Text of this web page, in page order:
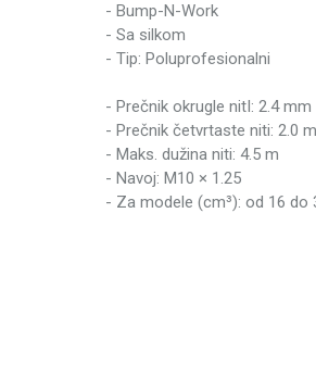
Karakteristika
Kategorija
Brend
- Bump-N-Work
- Sa silkom
- Tip: Poluprofesionalni
- Prečnik okrugle nitI: 2.4 mm
- Prečnik četvrtaste niti: 2.0
- Maks. dužina niti: 4.5 m
- Navoj: M10 × 1.25
- Za modele (cm³): od 16 do